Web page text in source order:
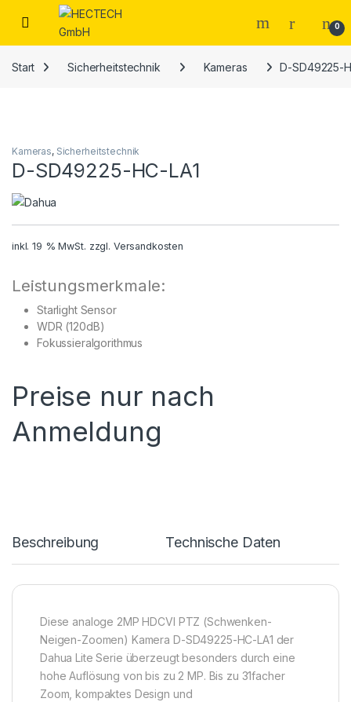
Open 0
Start Sicherheitstechnik Kameras D-SD49225-
Kameras, Sicherheitstechnik
D-SD49225-HC-LA1
inkl. 19 % MwSt. zzgl. Versandkosten
Leistungsmerkmale:
Starlight Sensor
WDR (120dB)
Fokussieralgorithmus
Preise nur nach
Anmeldung
Beschreibung Technische Daten
Diese analoge 2MP HDCVI PTZ (Schwenken-
Neigen-Zoomen) Kamera D-SD49225-HC-LA1 der
Dahua Lite Serie überzeugt besonders durch eine
hohe Auflösung von bis zu 2 MP. Bis zu 31facher
Zoom, kompaktes Design und